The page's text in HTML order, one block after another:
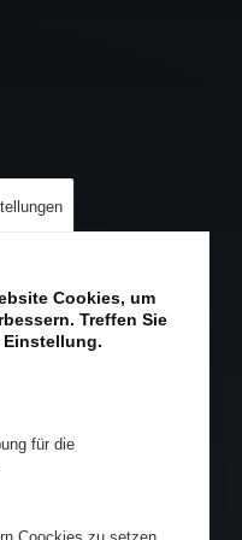
Cookies, um
Treffen Sie
Einstellung.
für die